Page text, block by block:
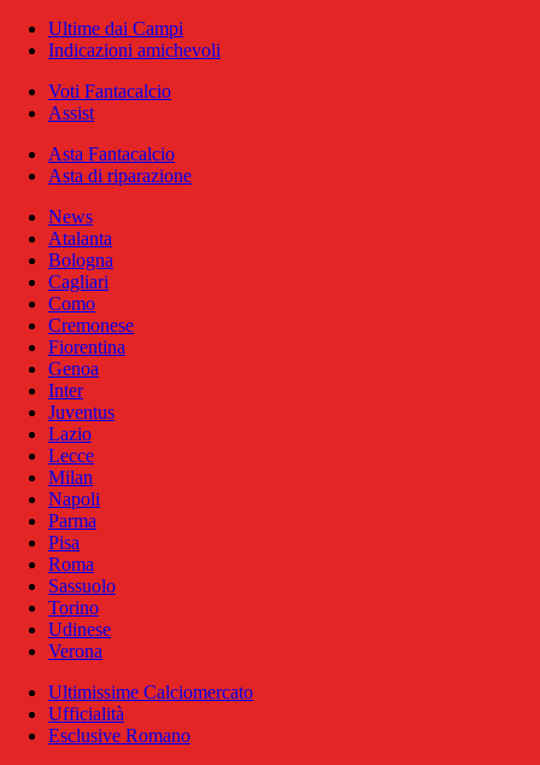
Ultime dai Campi
Indicazioni amichevoli
Voti Fantacalcio
Assist
Asta Fantacalcio
Asta di riparazione
News
Atalanta
Bologna
Cagliari
Como
Cremonese
Fiorentina
Genoa
Inter
Juventus
Lazio
Lecce
Milan
Napoli
Parma
Pisa
Roma
Sassuolo
Torino
Udinese
Verona
Ultimissime Calciomercato
Ufficialità
Esclusive Romano